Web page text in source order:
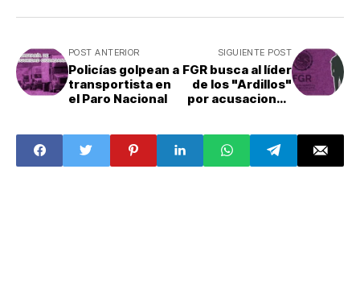
POST ANTERIOR
Policías golpean a
transportista en
el Paro Nacional
SIGUIENTE POST
FGR busca al líder
de los "Ardillos"
por acusaciones